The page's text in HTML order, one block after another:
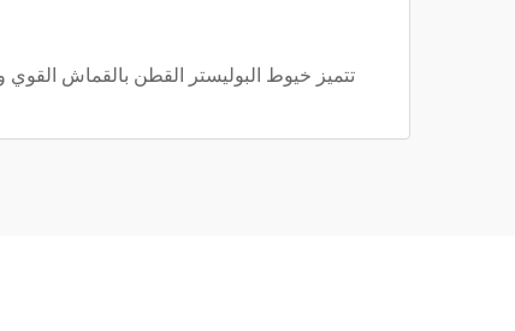
تتميز خيوط البوليستر القطن بالقماش القوي